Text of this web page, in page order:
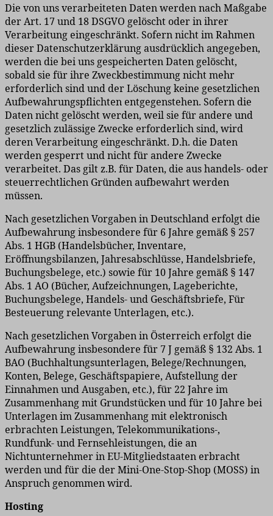
Die von uns verarbeiteten Daten werden nach Maßgabe
der Art. 17 und 18 DSGVO gelöscht oder in ihrer
Verarbeitung eingeschränkt. Sofern nicht im Rahmen
dieser Datenschutzerklärung ausdrücklich angegeben,
werden die bei uns gespeicherten Daten gelöscht,
sobald sie für ihre Zweckbestimmung nicht mehr
erforderlich sind und der Löschung keine gesetzlichen
Aufbewahrungspflichten entgegenstehen. Sofern die
Daten nicht gelöscht werden, weil sie für andere und
gesetzlich zulässige Zwecke erforderlich sind, wird
deren Verarbeitung eingeschränkt. D.h. die Daten
werden gesperrt und nicht für andere Zwecke
verarbeitet. Das gilt z.B. für Daten, die aus handels- oder
steuerrechtlichen Gründen aufbewahrt werden
müssen.
Nach gesetzlichen Vorgaben in Deutschland erfolgt die
Aufbewahrung insbesondere für 6 Jahre gemäß § 257
Abs. 1 HGB (Handelsbücher, Inventare,
Eröffnungsbilanzen, Jahresabschlüsse, Handelsbriefe,
Buchungsbelege, etc.) sowie für 10 Jahre gemäß § 147
Abs. 1 AO (Bücher, Aufzeichnungen, Lageberichte,
Buchungsbelege, Handels- und Geschäftsbriefe, Für
Besteuerung relevante Unterlagen, etc.).
Nach gesetzlichen Vorgaben in Österreich erfolgt die
Aufbewahrung insbesondere für 7 J gemäß § 132 Abs. 1
BAO (Buchhaltungsunterlagen, Belege/Rechnungen,
Konten, Belege, Geschäftspapiere, Aufstellung der
Einnahmen und Ausgaben, etc.), für 22 Jahre im
Zusammenhang mit Grundstücken und für 10 Jahre bei
Unterlagen im Zusammenhang mit elektronisch
erbrachten Leistungen, Telekommunikations-,
Rundfunk- und Fernsehleistungen, die an
Nichtunternehmer in EU-Mitgliedstaaten erbracht
werden und für die der Mini-One-Stop-Shop (MOSS) in
Anspruch genommen wird.
Hosting